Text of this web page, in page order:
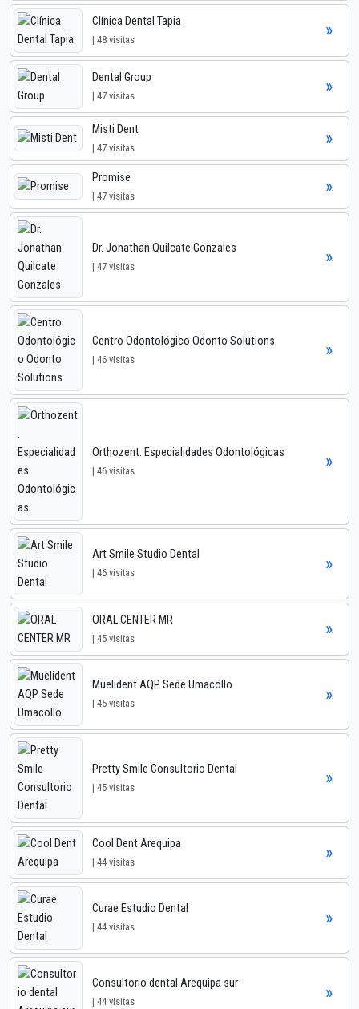
Clínica Dental Tapia
| 48 visitas »
Dental Group
| 47 visitas »
Misti Dent
| 47 visitas »
Promise
| 47 visitas »
Dr. Jonathan Quilcate Gonzales
| 47 visitas »
Centro Odontológico Odonto Solutions
| 46 visitas »
Orthozent. Especialidades Odontológicas
| 46 visitas »
Art Smile Studio Dental
| 46 visitas »
ORAL CENTER MR
| 45 visitas »
Muelident AQP Sede Umacollo
| 45 visitas »
Pretty Smile Consultorio Dental
| 45 visitas »
Cool Dent Arequipa
| 44 visitas »
Curae Estudio Dental
| 44 visitas »
Consultorio dental Arequipa sur
| 44 visitas »